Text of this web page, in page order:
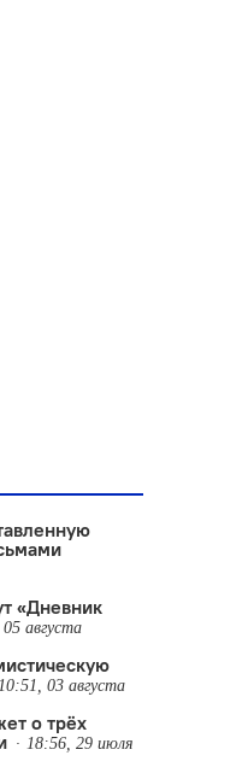
«Дневник
августа
03 августа
о трёх
18:56, 29 июля